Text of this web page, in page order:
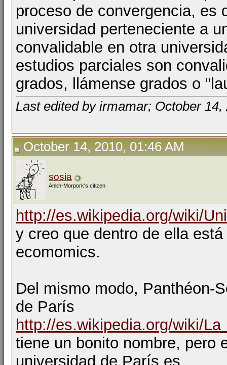
proceso de convergencia, es
universidad perteneciente a
convalidable en otra
estudios parciales son
grados, llámense grados o
Last edited by irmamar; October
October 14, 2010, 01:46 AM
sosia
Ankh-Morpork's citizen
http://es.wikipedia.org/wiki/
y creo que dentro de ella
ecomomics.
Del mismo modo, Panthéon-
de París
http://es.wikipedia.org/wiki/
tiene un bonito nombre, pero
universidad de París es.